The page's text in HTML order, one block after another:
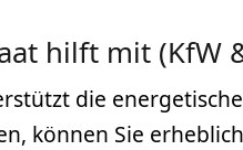
hilft mit (KfW
die
können Sie